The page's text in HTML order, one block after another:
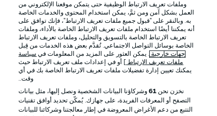
الإعلانات الإخطارات القانونية
شروط الاستخدام الوظائف
وملفات تعريف الارتباط الوظيفية حتى يتمكن موقعنا الإلكتروني من
العمل بشكل آمن ومن ثمَّ، يمكن استخدام المحتوى والخدمات الخاصة
به. وبالنقر على "قبول جميع ملفات تعريف الارتباط"، فإنك توافق على
أنه يمكننا أيضًا استخدام ملفات تعريف الارتباط الخاصة بالأداء، وملفات
تعريف الارتباط الخاصة بالتسويق والتحليل، وملفات تعريف الارتباط
الخاصة بوسائل التواصل الاجتماعي. تُقدَّم بعض هذه الخدمات من قِبل
جهات خارجية . يمكن العثور على المزيد من المعلومات في سياسة
ملفات تعريف الارتباط
] أو في إعدادات ملف تعريف الارتباط حيث
يمكنك تعيين إدارة تفضيلات ملفات تعريف الارتباط الخاصة بك في أي
وقت..
نخزن نحن 61وشركاؤنا البيانات الشخصية ونصل إليها، مثل بيانات
التصفح أو المعرفات الفريدة، على جهازك. يُمكّن تحديد أوافق تقنيات
التتبع من دعم الأغراض المعروضة في إطار معالجتنا وشركائنا للبيانات